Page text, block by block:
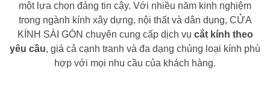
một lựa chọn đáng tin cậy. Với nhiều năm kinh nghiệm
trong ngành kính xây dựng, nội thất và dân dụng, CỬA
KÍNH SÀI GÒN chuyên cung cấp dịch vụ cắt kính theo
yêu cầu, giá cả cạnh tranh và đa dạng chủng loại kính phù
hợp với mọi nhu cầu của khách hàng.